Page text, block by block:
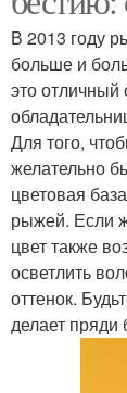
В 2013 году
больше и
это отличный
Для того,
желательно
цветовая
рыжей. Если
цвет также
осветлить
оттенок.
делает пряди